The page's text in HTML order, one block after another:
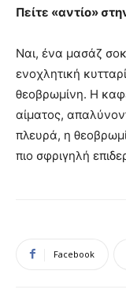
Πείτε «αντίο»
Ναι, ένα μασάζ
ενοχλητική
θεοβρωμίνη. Η
αίματος,
πλευρά, η
πιο σφριγηλή
Facebook